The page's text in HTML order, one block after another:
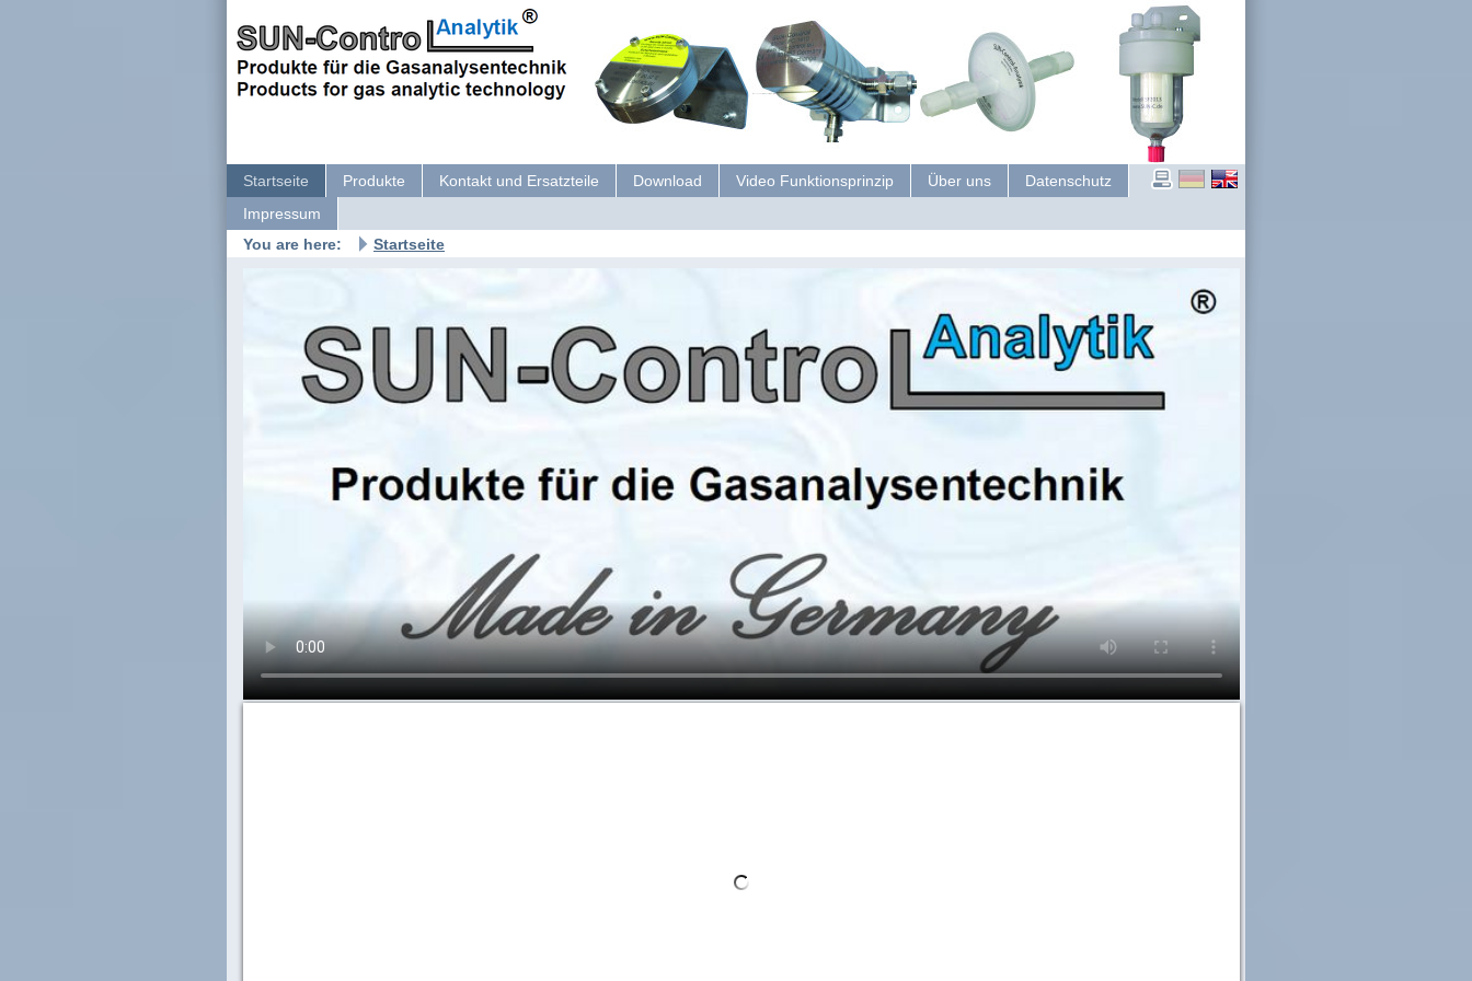
Startseite Produkte Kontakt und Ersatzteile Download Video Funktionsprinzip Über uns
Datenschutz
Impressum
You are here:
Startseite